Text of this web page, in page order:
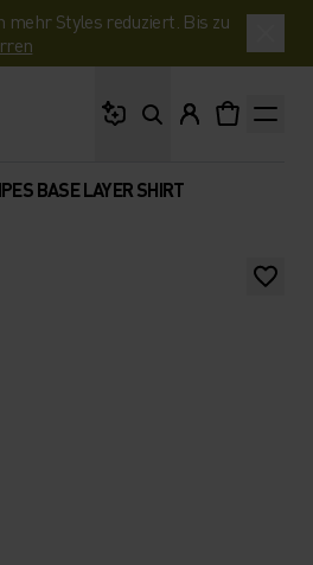
mehr Styles reduziert. Bis zu
BASE LAYER SHIRT